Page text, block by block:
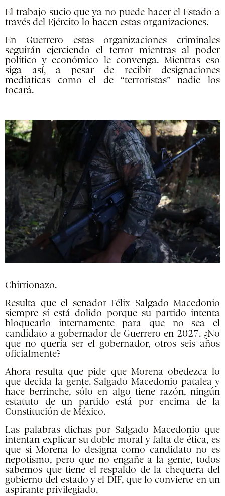
El trabajo sucio que ya no puede hacer el Estado a
través del Ejército lo hacen estas organizaciones.
En Guerrero estas organizaciones criminales
seguirán ejerciendo el terror mientras al poder
político y económico le convenga. Mientras eso
siga así, a pesar de recibir designaciones
medíaticas como el de “terroristas” nadie los
tocará.
Chirrionazo.
Resulta que el senador Félix Salgado Macedonio
siempre sí está dolido porque su partido intenta
bloquearlo internamente para que no sea el
candidato a gobernador de Guerrero en 2027. ¿No
que no quería ser el gobernador, otros seis años
oficialmente?
Ahora resulta que pide que Morena obedezca lo
que decida la gente. Salgado Macedonio patalea y
hace berrinche, sólo en algo tiene razón, ningún
estatuto de un partido está por encima de la
Constitución de México.
Las palabras dichas por Salgado Macedonio que
intentan explicar su doble moral y falta de ética, es
que si Morena lo designa como candidato no es
nepotismo, pero que no engañe a la gente, todos
sabemos que tiene el respaldo de la chequera del
gobierno del estado y el DIF, que lo convierte en un
aspirante privilegiado.